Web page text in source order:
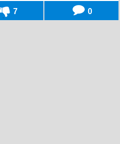
7 0